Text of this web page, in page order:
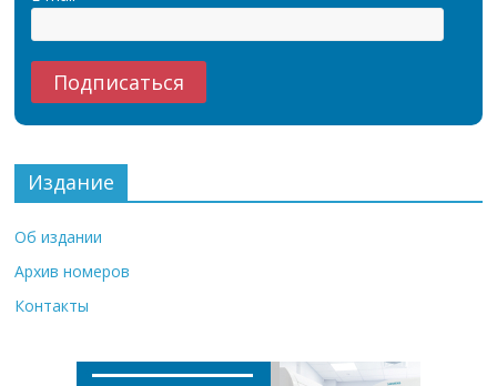
Издание
Об издании
Архив номеров
Контакты